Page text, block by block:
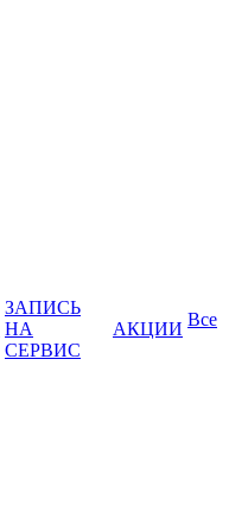
ЗАПИСЬ
НА
СЕРВИС
АКЦИИ Все